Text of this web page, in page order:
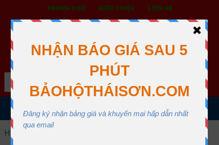
TRANG CHỦ GIỚI THIỆU LIÊN HỆ
BẢO HỘ LAO ĐỘNG THÁI SƠN
XƯỞNG MAY THÁI SƠN QUẬN 12
Search
MENU
Home